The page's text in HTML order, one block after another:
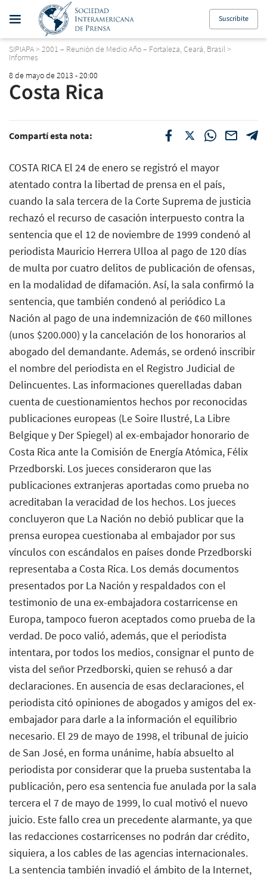
Suscribite
SIPIAPA> 2001 – Reunión de Medio Año – Fortaleza, Ceará, Brasil>
Informes
8 de mayo de 2013 - 20:00
Costa Rica
Compartí esta nota:
COSTA RICA El 24 de enero se registró el mayor
atentado contra la libertad de prensa en el país,
cuando la sala tercera de la Corte Suprema de justicia
rechazó el recurso de casación interpuesto contra la
sentencia que el 12 de noviembre de 1999 condenó al
periodista Mauricio Herrera Ulloa al pago de 120 días
de multa por cuatro delitos de publicación de ofensas,
en la modalidad de difamación. Así, la sala confirmó la
sentencia, que también condenó al periódico La
Nación al pago de una indemnización de ¢60 millones
(unos $200.000) y la cancelación de los honorarios al
abogado del demandante. Además, se ordenó inscribir
el nombre del periodista en el Registro Judicial de
Delincuentes. Las informaciones querelladas daban
cuenta de cuestionamientos hechos por reconocidas
publicaciones europeas (Le Soire Ilustré, La Libre
Belgique y Der Spiegel) al ex-embajador honorario de
Costa Rica ante la Comisión de Energía Atómica, Félix
Przedborski. Los jueces consideraron que las
publicaciones extranjeras aportadas como prueba no
acreditaban la veracidad de los hechos. Los jueces
concluyeron que La Nación no debió publicar que la
prensa europea cuestionaba al embajador por sus
vínculos con escándalos en países donde Przedborski
representaba a Costa Rica. Los demás documentos
presentados por La Nación y respaldados con el
testimonio de una ex-embajadora costarricense en
Europa, tampoco fueron aceptados como prueba de la
verdad. De poco valió, además, que el periodista
intentara, por todos los medios, consignar el punto de
vista del señor Przedborski, quien se rehusó a dar
declaraciones. En ausencia de esas declaraciones, el
periodista citó opiniones de abogados y amigos del ex-
embajador para darle a la información el equilibrio
necesario. El 29 de mayo de 1998, el tribunal de juicio
de San José, en forma unánime, había absuelto al
periodista por considerar que la prueba sustentaba la
publicación, pero esa sentencia fue anulada por la sala
tercera el 7 de mayo de 1999, lo cual motivó el nuevo
juicio. Este fallo crea un precedente alarmante, ya que
las redacciones costarricenses no podrán dar crédito,
siquiera, a los cables de las agencias internacionales.
La sentencia también invadió el ámbito de la Internet,